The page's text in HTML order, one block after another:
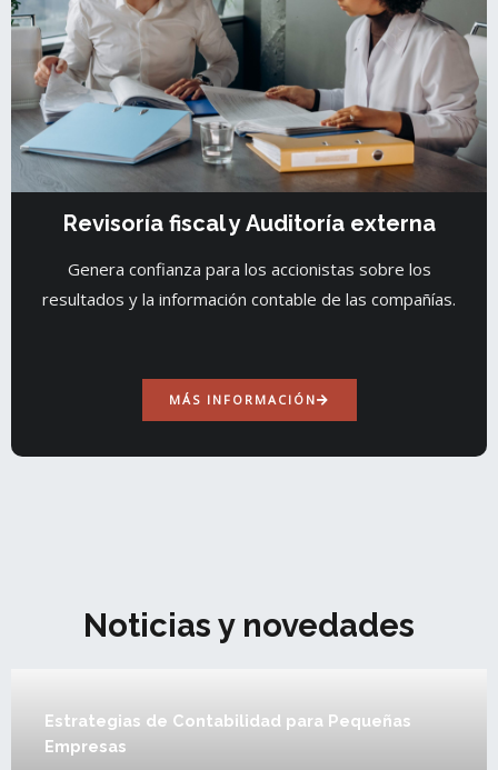
Revisoría fiscal y Auditoría externa
Genera confianza para los accionistas sobre los
resultados y la información contable de las compañías.
MÁS INFORMACIÓN
Noticias y novedades
Estrategias de Contabilidad para Pequeñas
Empresas